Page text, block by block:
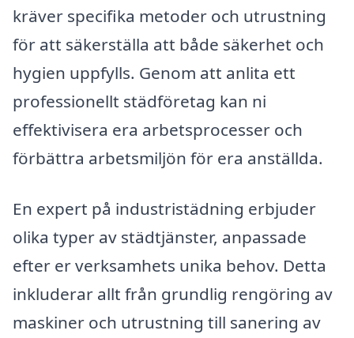
kräver specifika metoder och utrustning
för att säkerställa att både säkerhet och
hygien uppfylls. Genom att anlita ett
professionellt städföretag kan ni
effektivisera era arbetsprocesser och
förbättra arbetsmiljön för era anställda.
En expert på industristädning erbjuder
olika typer av städtjänster, anpassade
efter er verksamhets unika behov. Detta
inkluderar allt från grundlig rengöring av
maskiner och utrustning till sanering av